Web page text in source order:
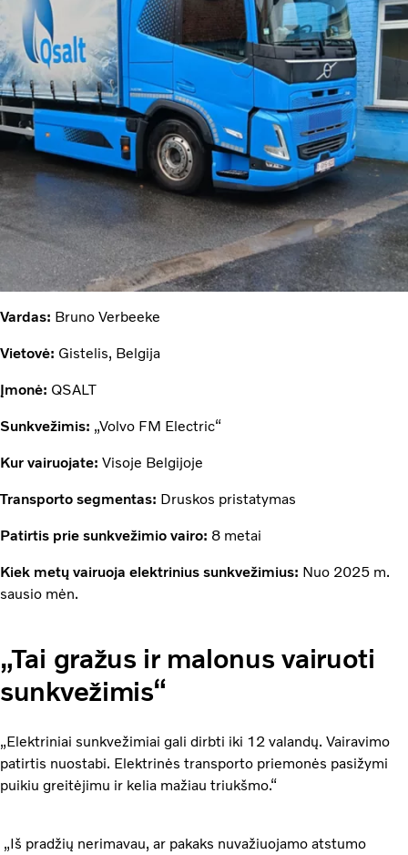
Vardas: Bruno Verbeeke
Vietovė: Gistelis, Belgija
Įmonė: QSALT
Sunkvežimis: „Volvo FM Electric“
Kur vairuojate: Visoje Belgijoje
Transporto segmentas: Druskos pristatymas
Patirtis prie sunkvežimio vairo: 8 metai
Kiek metų vairuoja elektrinius sunkvežimius: Nuo 2025 m.
sausio mėn.
„Tai gražus ir malonus vairuoti
sunkvežimis“
„Elektriniai sunkvežimiai gali dirbti iki 12 valandų. Vairavimo
patirtis nuostabi. Elektrinės transporto priemonės pasižymi
puikiu greitėjimu ir kelia mažiau triukšmo.“
„Iš pradžių nerimavau, ar pakaks nuvažiuojamo atstumo